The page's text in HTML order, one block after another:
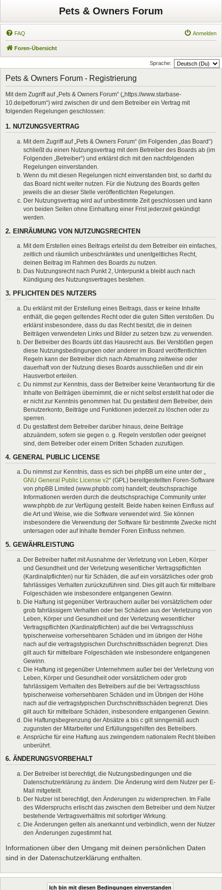
Pets & Owners Forum
FAQ Anmelden
Foren-Übersicht
Sprache:
Pets & Owners Forum - Registrierung
Mit dem Zugriff auf „Pets & Owners Forum“ („https://www.starbase-
10.de/petforum“) wird zwischen dir und dem Betreiber ein Vertrag mit
folgenden Regelungen geschlossen:
1. NUTZUNGSVERTRAG
Mit dem Zugriff auf „Pets & Owners Forum“ (im Folgenden „das Board“)
schließt du einen Nutzungsvertrag mit dem Betreiber des Boards ab (im
Folgenden „Betreiber“) und erklärst dich mit den nachfolgenden
Regelungen einverstanden.
Wenn du mit diesen Regelungen nicht einverstanden bist, so darfst du
das Board nicht weiter nutzen. Für die Nutzung des Boards gelten
jeweils die an dieser Stelle veröffentlichten Regelungen.
Der Nutzungsvertrag wird auf unbestimmte Zeit geschlossen und kann
von beiden Seiten ohne Einhaltung einer Frist jederzeit gekündigt
werden.
2. EINRÄUMUNG VON NUTZUNGSRECHTEN
Mit dem Erstellen eines Beitrags erteilst du dem Betreiber ein einfaches,
zeitlich und räumlich unbeschränktes und unentgeltliches Recht,
deinen Beitrag im Rahmen des Boards zu nutzen.
Das Nutzungsrecht nach Punkt 2, Unterpunkt a bleibt auch nach
Kündigung des Nutzungsvertrages bestehen.
3. PFLICHTEN DES NUTZERS
Du erklärst mit der Erstellung eines Beitrags, dass er keine Inhalte
enthält, die gegen geltendes Recht oder die guten Sitten verstoßen. Du
erklärst insbesondere, dass du das Recht besitzt, die in deinen
Beiträgen verwendeten Links und Bilder zu setzen bzw. zu verwenden.
Der Betreiber des Boards übt das Hausrecht aus. Bei Verstößen gegen
diese Nutzungsbedingungen oder anderer im Board veröffentlichten
Regeln kann der Betreiber dich nach Abmahnung zeitweise oder
dauerhaft von der Nutzung dieses Boards ausschließen und dir ein
Hausverbot erteilen.
Du nimmst zur Kenntnis, dass der Betreiber keine Verantwortung für die
Inhalte von Beiträgen übernimmt, die er nicht selbst erstellt hat oder die
er nicht zur Kenntnis genommen hat. Du gestattest dem Betreiber, dein
Benutzerkonto, Beiträge und Funktionen jederzeit zu löschen oder zu
sperren.
Du gestattest dem Betreiber darüber hinaus, deine Beiträge
abzuändern, sofern sie gegen o. g. Regeln verstoßen oder geeignet
sind, dem Betreiber oder einem Dritten Schaden zuzufügen.
4. GENERAL PUBLIC LICENSE
Du nimmst zur Kenntnis, dass es sich bei phpBB um eine unter der „
GNU General Public License v2“ (GPL) bereitgestellten Foren-Software
von phpBB Limited (www.phpbb.com) handelt; deutschsprachige
Informationen werden durch die deutschsprachige Community unter
www.phpbb.de zur Verfügung gestellt. Beide haben keinen Einfluss auf
die Art und Weise, wie die Software verwendet wird. Sie können
insbesondere die Verwendung der Software für bestimmte Zwecke nicht
untersagen oder auf Inhalte fremder Foren Einfluss nehmen.
5. GEWÄHRLEISTUNG
Der Betreiber haftet mit Ausnahme der Verletzung von Leben, Körper
und Gesundheit und der Verletzung wesentlicher Vertragspflichten
(Kardinalpflichten) nur für Schäden, die auf ein vorsätzliches oder grob
fahrlässiges Verhalten zurückzuführen sind. Dies gilt auch für mittelbare
Folgeschäden wie insbesondere entgangenen Gewinn.
Die Haftung ist gegenüber Verbrauchern außer bei vorsätzlichem oder
grob fahrlässigem Verhalten oder bei Schäden aus der Verletzung von
Leben, Körper und Gesundheit und der Verletzung wesentlicher
Vertragspflichten (Kardinalpflichten) auf die bei Vertragsschluss
typischerweise vorhersehbaren Schäden und im übrigen der Höhe
nach auf die vertragstypischen Durchschnittsschäden begrenzt. Dies
gilt auch für mittelbare Folgeschäden wie insbesondere entgangenen
Gewinn.
Die Haftung ist gegenüber Unternehmern außer bei der Verletzung von
Leben, Körper und Gesundheit oder vorsätzlichem oder grob
fahrlässigem Verhalten des Betreibers auf die bei Vertragsschluss
typischerweise vorhersehbaren Schäden und im Übrigen der Höhe
nach auf die vertragstypischen Durchschnittsschäden begrenzt. Dies
gilt auch für mittelbare Schäden, insbesondere entgangenen Gewinn.
Die Haftungsbegrenzung der Absätze a bis c gilt sinngemäß auch
zugunsten der Mitarbeiter und Erfüllungsgehilfen des Betreibers.
Ansprüche für eine Haftung aus zwingendem nationalem Recht bleiben
unberührt.
6. ÄNDERUNGSVORBEHALT
Der Betreiber ist berechtigt, die Nutzungsbedingungen und die
Datenschutzerklärung zu ändern. Die Änderung wird dem Nutzer per E-
Mail mitgeteilt.
Der Nutzer ist berechtigt, den Änderungen zu widersprechen. Im Falle
des Widerspruchs erlischt das zwischen dem Betreiber und dem Nutzer
bestehende Vertragsverhältnis mit sofortiger Wirkung.
Die Änderungen gelten als anerkannt und verbindlich, wenn der Nutzer
den Änderungen zugestimmt hat.
Informationen über den Umgang mit deinen persönlichen Daten
sind in der Datenschutzerklärung enthalten.